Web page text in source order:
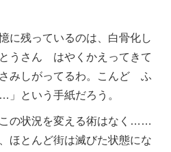
に残っているのは、白骨化し
うさん はやくかえってきて
みしがってるわ。こんど ふ
という手紙だろう。
の状況を変える術はなく……
ほとんど街は滅びた状態にな